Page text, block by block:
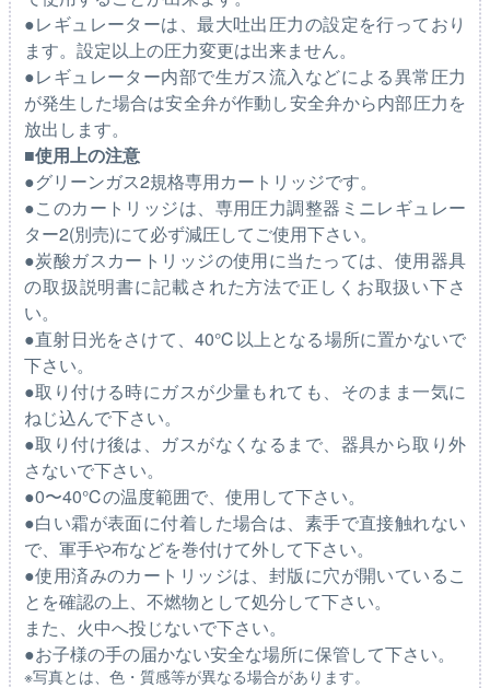
●レギュレーターは、最大吐出圧力の設定を行っており
ます。設定以上の圧力変更は出来ません。
●レギュレーター内部で生ガス流入などによる異常圧力
が発生した場合は安全弁が作動し安全弁から内部圧力を
放出します。
■使用上の注意
●グリーンガス2規格専用カートリッジです。
●このカートリッジは、専用圧力調整器ミニレギュレー
ター2(別売)にて必ず減圧してご使用下さい。
●炭酸ガスカートリッジの使用に当たっては、使用器具
の取扱説明書に記載された方法で正しくお取扱い下さ
い。
●直射日光をさけて、40℃以上となる場所に置かないで
下さい。
●取り付ける時にガスが少量もれても、そのまま一気に
ねじ込んで下さい。
●取り付け後は、ガスがなくなるまで、器具から取り外
さないで下さい。
●0〜40℃の温度範囲で、使用して下さい。
●白い霜が表面に付着した場合は、素手で直接触れない
で、軍手や布などを巻付けて外して下さい。
●使用済みのカートリッジは、封版に穴が開いているこ
とを確認の上、不燃物として処分して下さい。
また、火中へ投じないで下さい。
●お子様の手の届かない安全な場所に保管して下さい。
※写真とは、色・質感等が異なる場合があります。